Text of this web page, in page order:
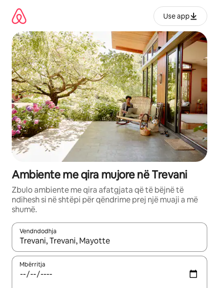
përmbajtja
Use app
Ambiente me qira mujore në Trevani
Zbulo ambiente me qira afatgjata që të bëjnë të
ndihesh si në shtëpi për qëndrime prej një muaji a më
shumë.
Vendndodhja
Kur rezultatet të jenë të disponueshme, lëviz me butonat e
Mbërritja